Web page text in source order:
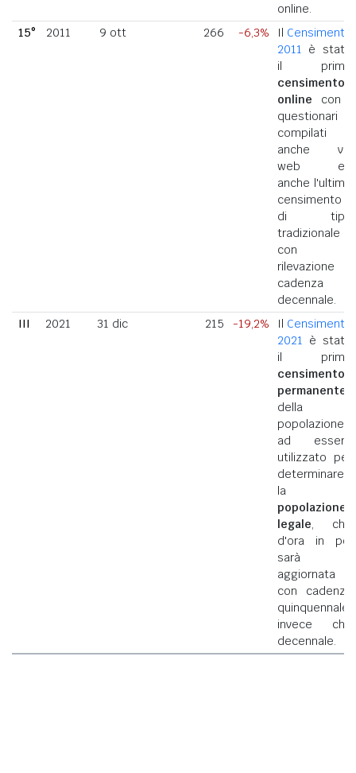
online.
15°
2011 9 ott 266 -6,3% Il Censimento
2011 è stato
il primo
censimento
online con i
questionari
compilati
anche via
web ed
anche l'ultimo
censimento
di tipo
tradizionale
con
rilevazione a
cadenza
decennale.
III
2021 31 dic 215 -19,2% Il Censimento
2021 è stato
il primo
censimento
permanente
della
popolazione
ad essere
utilizzato per
determinare
la
popolazione
legale, che
d'ora in poi
sarà
aggiornata
con cadenza
quinquennale
invece che
decennale.